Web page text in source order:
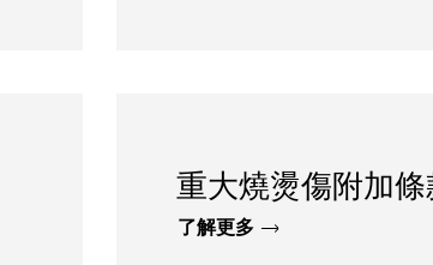
重大燒燙傷附加條
了解更多